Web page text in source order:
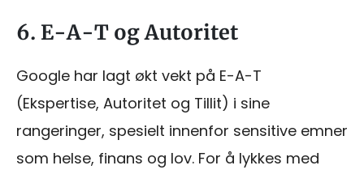
6. E-A-T og Autoritet
Google har lagt økt vekt på E-A-T
(Ekspertise, Autoritet og Tillit) i sine
rangeringer, spesielt innenfor sensitive emner
som helse, finans og lov. For å lykkes med